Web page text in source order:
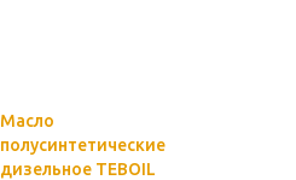
Масло
полусинтетические
дизельное TEBOIL